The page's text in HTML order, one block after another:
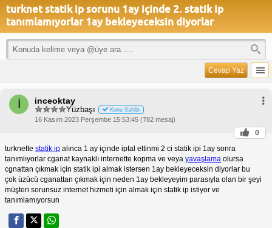
turknet statik ip sorunu 1ay içinde 2. statik ip
tanımlamıyorlar 1ay bekleyeceksin diyorlar
Cevap Yaz
İ inceoktay
Yüzbaşı Konu Sahibi
16 Kasım 2023 Perşembe 15:53:45 (782 mesaj)
0
turknette statik ip alınca 1 ay içinde iptal ettinmi 2 ci statik ipi 1ay sonra
tanımlıyorlar cganat kaynaklı internette kopma ve veya yavaşlama olursa
cgnattan çıkmak için statik ipi almak istersen 1ay bekleyeceksin diyorlar bu
çok üzücü cganattan çıkmak için neden 1ay bekleyeyim parasıyla olan bir şeyi
müşteri sorunsuz internet hizmeti için almak için statik ip istiyor ve
tanımlamıyorsun